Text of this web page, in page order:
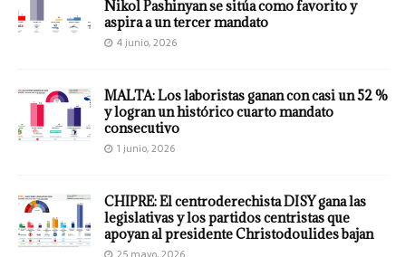
Nikol Pashinyan se sitúa como favorito y
aspira a un tercer mandato
4 junio, 2026
MALTA: Los laboristas ganan con casi un 52 %
y logran un histórico cuarto mandato
consecutivo
1 junio, 2026
CHIPRE: El centroderechista DISY gana las
legislativas y los partidos centristas que
apoyan al presidente Christodoulides bajan